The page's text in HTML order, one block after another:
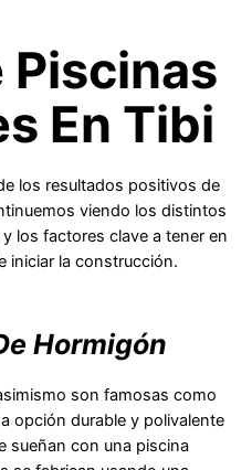
Piscinas
En Tibi
los resultados positivos de
viendo los distintos
los factores clave a tener en
iniciar la construcción.
Hormigón
son famosas como
opción durable y polivalente
sueñan con una piscina